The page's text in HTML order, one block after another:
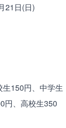
21日(日)
150円、中学生
円、高校生350